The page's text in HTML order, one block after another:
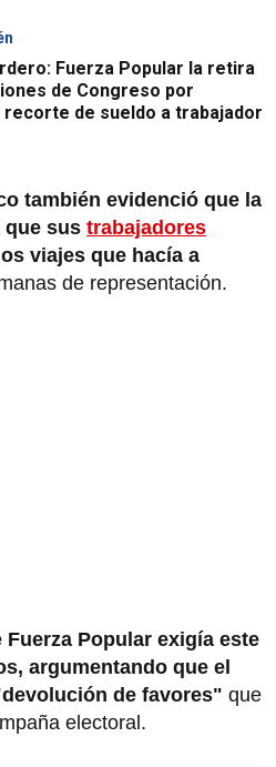
Fuerza Popular la retira
de Congreso por
de sueldo a trabajador
también evidenció que la
que sus trabajadores
viajes que hacía a
de representación.
Popular exigía este
argumentando que el
de favores" que
electoral.